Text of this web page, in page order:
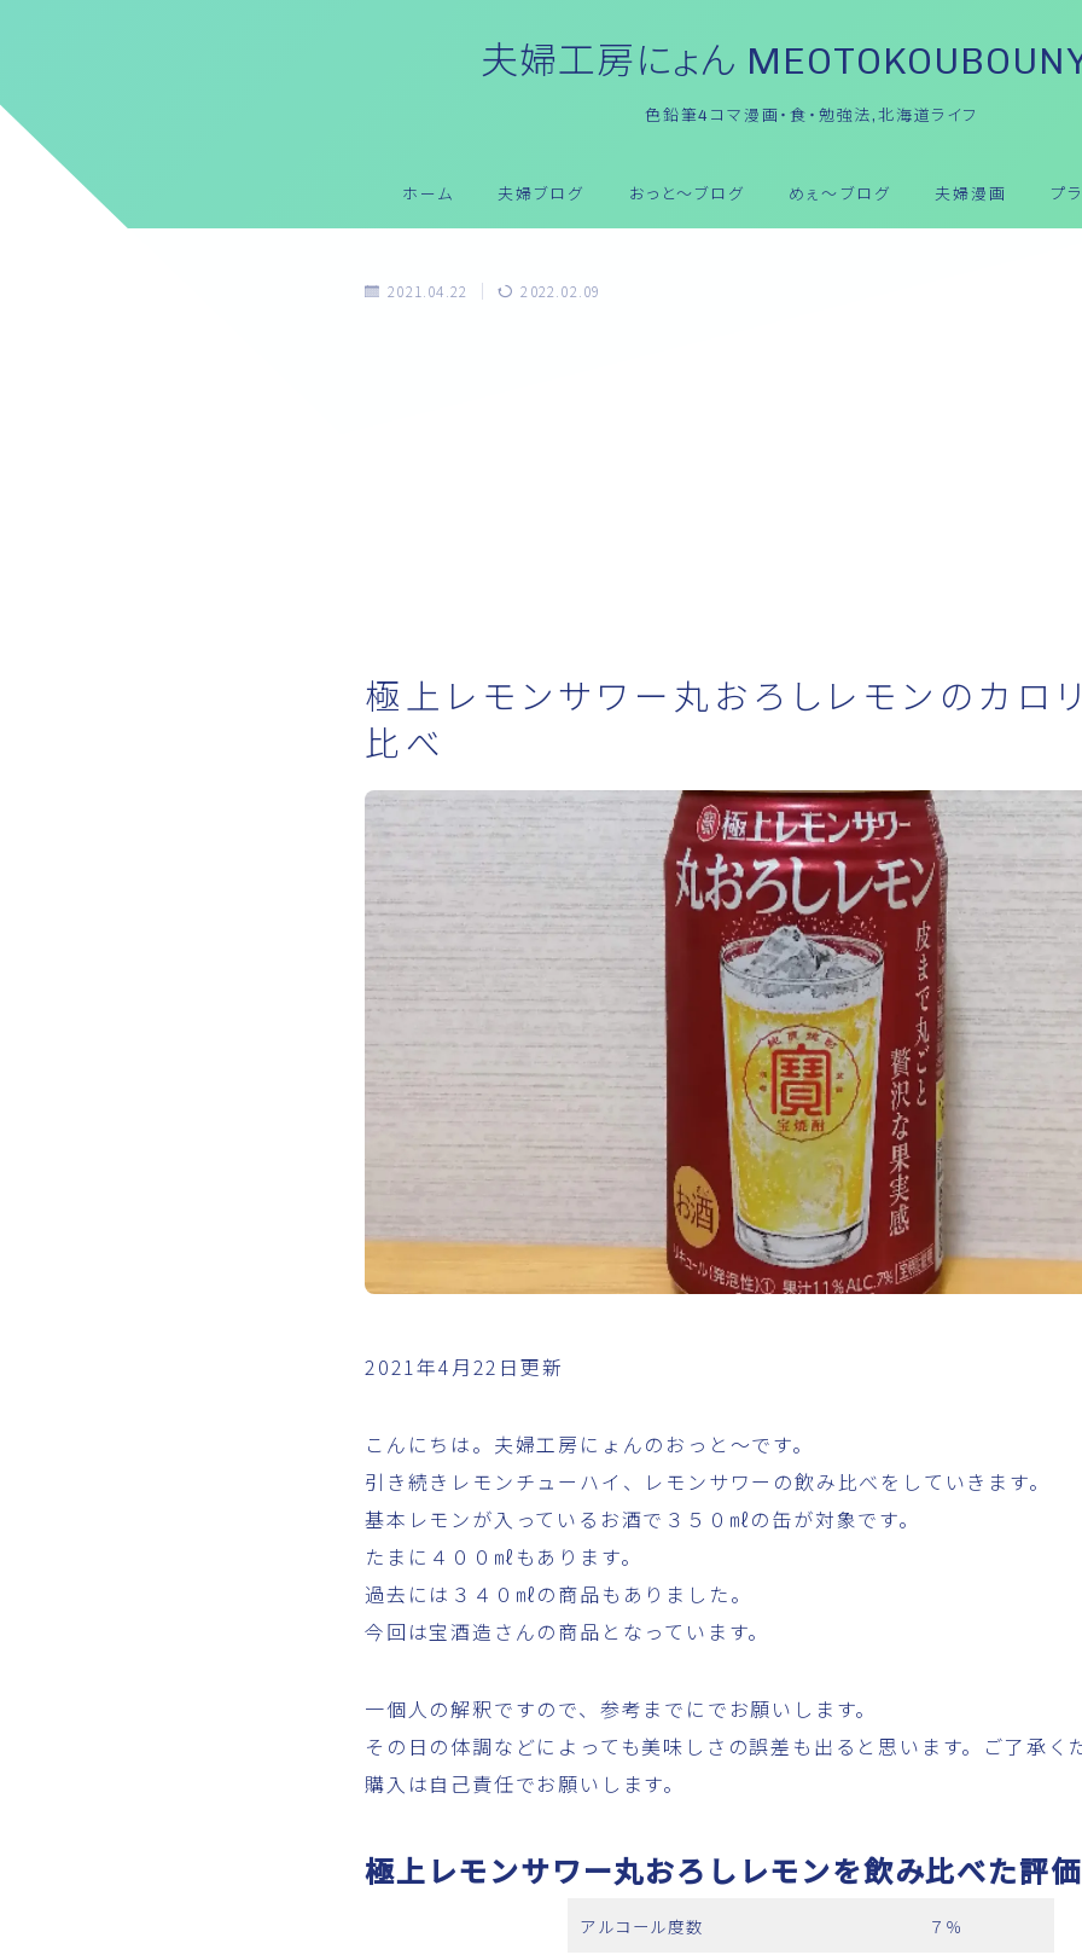
夫婦工房にょん
色鉛筆4コマ漫画・食・勉強法,北海道ライフ
ホーム 夫婦ブログ おっと～ブログ めぇ～ブログ 夫婦漫画 プ
2021.04.22 2022.02.09
極上レモンサワー丸おろしレモンのカロ
比べ
2021年4月22日更新
こんにちは。夫婦工房にょんのおっと～です。
引き続きレモンチューハイ、レモンサワーの飲み比べをしていきます。
基本レモンが入っているお酒で３５０㎖の缶が対象です。
たまに４００㎖もあります。
過去には３４０㎖の商品もありました。
今回は宝酒造さんの商品となっています。
一個人の解釈ですので、参考までにでお願いします。
その日の体調などによっても美味しさの誤差も出ると思います。ご了承く
購入は自己責任でお願いします。
極上レモンサワー丸おろしレモンを飲み比べた評価
アルコール度数 ７％